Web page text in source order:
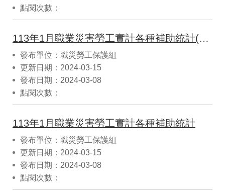
點閱次數：
113年1月職業災害勞工實計各種補助統計(CSV)
發布單位：職災勞工保護組
更新日期：2024-03-15
發布日期：2024-03-08
點閱次數：
113年1月職業災害勞工實計各種補助統計
發布單位：職災勞工保護組
更新日期：2024-03-15
發布日期：2024-03-08
點閱次數：